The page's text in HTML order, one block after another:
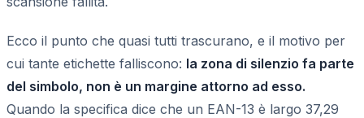
Ecco il punto che quasi tutti trascurano, e il motivo per
cui tante etichette falliscono: la zona di silenzio fa parte
del simbolo, non è un margine attorno ad esso.
Quando la specifica dice che un EAN-13 è largo 37,29